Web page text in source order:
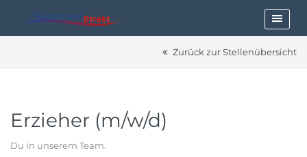
Zurück zur Stellenübersicht
Erzieher (m/w/d)
Du in unserem Team.